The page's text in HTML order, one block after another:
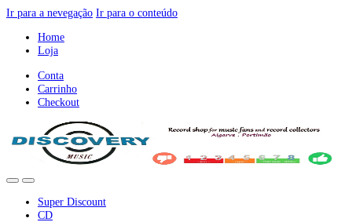
Ir para a nevegação Ir para o conteúdo
Home
Loja
Conta
Carrinho
Checkout
Super Discount
CD